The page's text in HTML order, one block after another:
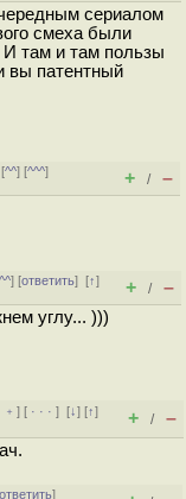
сериалом
смеха были
там и там пользы
вы патентный
^^] [^^^]
+ / –
] [ответить][↑]
+ / –
углу... )))
] [ · · ·][↓] [↑]
+ / –
ответить]